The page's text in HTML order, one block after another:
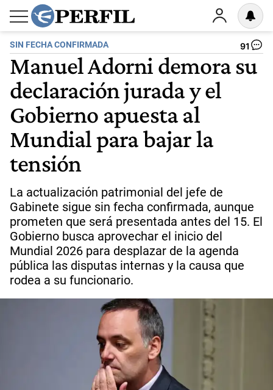
SIN FECHA CONFIRMADA 91
Manuel Adorni demora su
declaración jurada y el
Gobierno apuesta al
Mundial para bajar la
tensión
La actualización patrimonial del jefe de
Gabinete sigue sin fecha confirmada, aunque
prometen que será presentada antes del 15. El
Gobierno busca aprovechar el inicio del
Mundial 2026 para desplazar de la agenda
pública las disputas internas y la causa que
rodea a su funcionario.